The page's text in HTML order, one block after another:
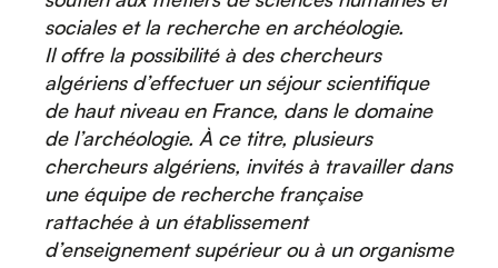
sociales et la recherche en archéologie.
Il offre la possibilité à des chercheurs
algériens d’effectuer un séjour scientifique
de haut niveau en France, dans le domaine
de l’archéologie. À ce titre, plusieurs
chercheurs algériens, invités à travailler dans
une équipe de recherche française
rattachée à un établissement
d’enseignement supérieur ou à un organisme
Créez votre événement